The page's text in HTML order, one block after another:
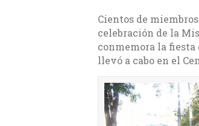
Cientos de
celebración de la
conmemora la fiesta
llevó a cabo en el